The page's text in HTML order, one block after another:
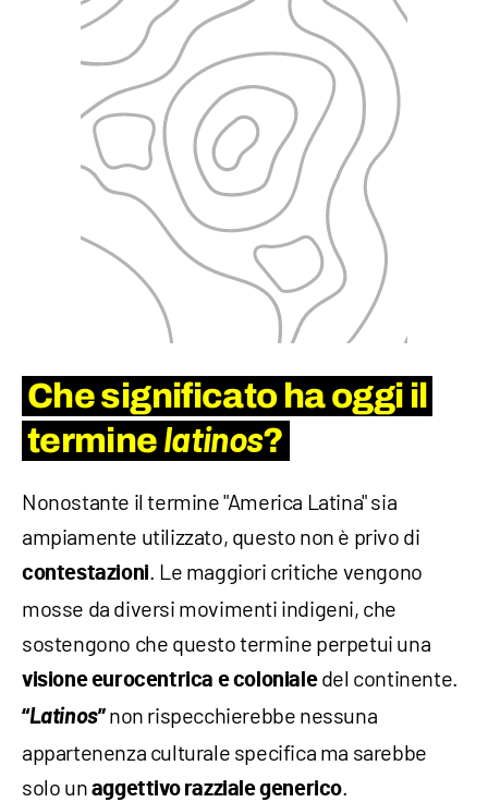
Che significato ha oggi il
termine latinos?
Nonostante il termine "America Latina" sia
ampiamente utilizzato, questo non è privo di
contestazioni. Le maggiori critiche vengono
mosse da diversi movimenti indigeni, che
sostengono che questo termine perpetui una
visione eurocentrica e colonialedel continente.
“Latinos”non rispecchierebbe nessuna
appartenenza culturale specifica ma sarebbe
solo un aggettivo razziale generico.